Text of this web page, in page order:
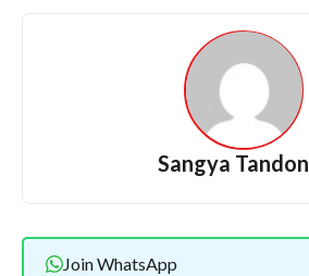
Sangya Tandon
Join WhatsApp